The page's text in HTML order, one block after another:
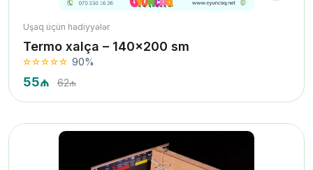
Uşaq üçün hədiyyələr
Termo xalça – 140×200 sm
90%
55₼ 62₼